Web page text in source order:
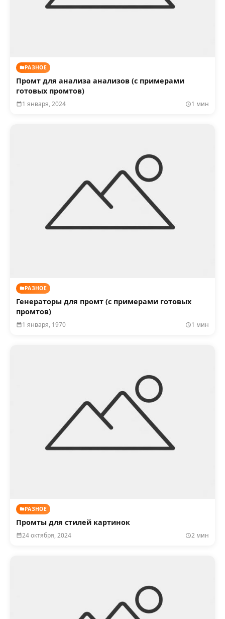
РАЗНОЕ
Промт для анализа анализов (с примерами
готовых промтов)
1 января, 2024 1 мин
РАЗНОЕ
Генераторы для промт (с примерами готовых
промтов)
1 января, 1970 1 мин
РАЗНОЕ
Промты для стилей картинок
24 октября, 2024 2 мин